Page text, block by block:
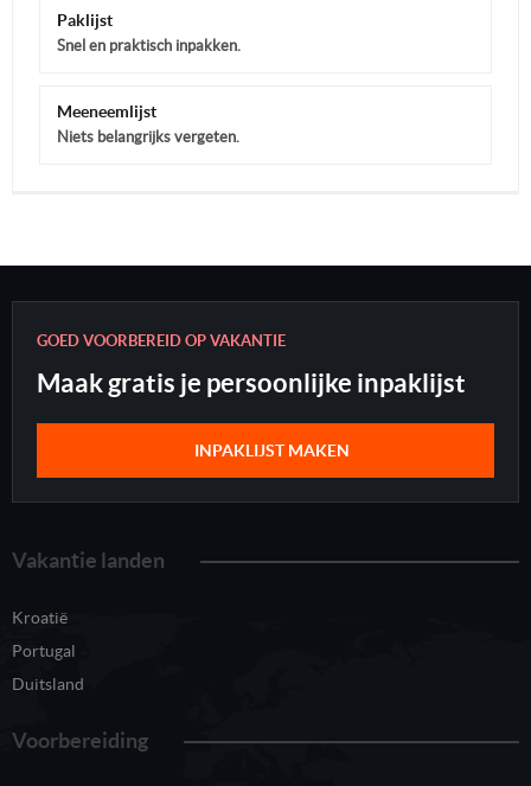
Paklijst
Snel en praktisch inpakken.
Meeneemlijst
Niets belangrijks vergeten.
GOED VOORBEREID OP VAKANTIE
Maak gratis je persoonlijke inpaklijst
INPAKLIJST MAKEN
Vakantie landen
Kroatië
Portugal
Duitsland
Voorbereiding